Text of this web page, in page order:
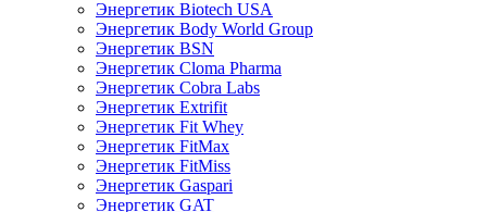
Энергетик Biotech USA
Энергетик Body World Group
Энергетик BSN
Энергетик Cloma Pharma
Энергетик Cobra Labs
Энергетик Extrifit
Энергетик Fit Whey
Энергетик FitMax
Энергетик FitMiss
Энергетик Gaspari
Энергетик GAT